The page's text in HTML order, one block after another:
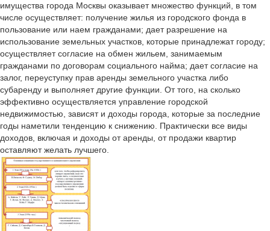
имущества города Москвы оказывает множество функций, в том
числе осуществляет: получение жилья из городского фонда в
пользование или наем гражданами; дает разрешение на
использование земельных участков, которые принадлежат городу;
осуществляет согласие на обмен жильем, занимаемым
гражданами по договорам социального найма; дает согласие на
залог, переуступку прав аренды земельного участка либо
субаренду и выполняет другие функции. От того, на сколько
эффективно осуществляется управление городской
недвижимостью, зависят и доходы города, которые за последние
годы наметили тенденцию к снижению. Практически все виды
доходов, включая и доходы от аренды, от продажи квартир
оставляют желать лучшего.